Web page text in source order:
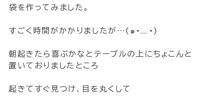
袋を作ってみました。
すごく時間がかかりましたが…(๑•﹏•)
朝起きたら喜ぶかなとテーブルの上にちょこんと
置いておりましたところ
起きてすぐ見つけ、目を丸くして